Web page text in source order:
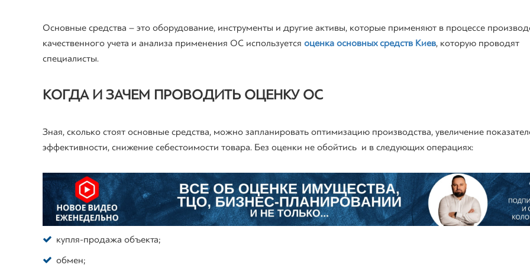
Основные средства – это оборудование, инструменты и другие активы, которые применяют в процессе
качественного учета и анализа применения ОС используется оценка основных средств Киев, которую проводят
специалисты.
КОГДА И ЗАЧЕМ ПРОВОДИТЬ ОЦЕНКУ ОС
Зная, сколько стоят основные средства, можно запланировать оптимизацию производства, увеличение
эффективности, снижение себестоимости товара. Без оценки не обойтись и в следующих операциях:
купля-продажа объекта;
обмен;